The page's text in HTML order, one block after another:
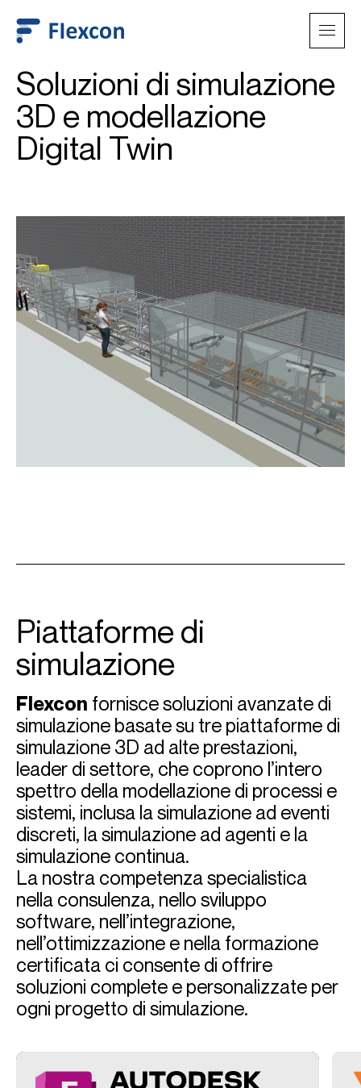
Soluzioni di simulazione
3D e modellazione
Digital Twin
Piattaforme di
simulazione
Flexcon fornisce soluzioni avanzate di
simulazione basate su tre piattaforme di
simulazione 3D ad alte prestazioni,
leader di settore, che coprono l’intero
spettro della modellazione di processi e
sistemi, inclusa la simulazione ad eventi
discreti, la simulazione ad agenti e la
simulazione continua.
La nostra competenza specialistica
nella consulenza, nello sviluppo
software, nell’integrazione,
nell’ottimizzazione e nella formazione
certificata ci consente di offrire
soluzioni complete e personalizzate per
ogni progetto di simulazione.